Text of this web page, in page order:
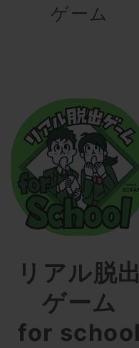
ゲーム
リアル脱
ゲーム
for